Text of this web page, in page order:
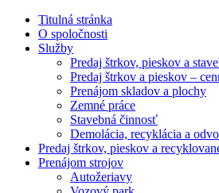
Titulná stránka
O spoločnosti
Služby
Predaj štrkov, pieskov a
Predaj štrkov a pieskov –
Prenájom skladov a plochy
Zemné práce
Stavebná činnosť
Demolácia, recyklácia a
Predaj štrkov, pieskov a
Prenájom strojov
Autožeriavy